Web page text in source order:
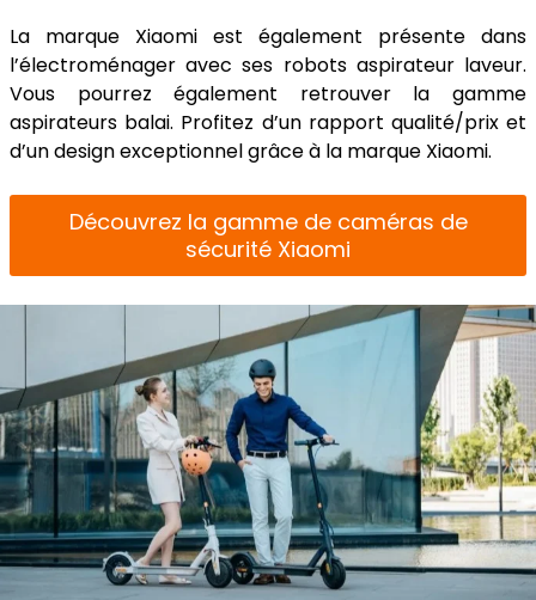
La marque Xiaomi est également présente dans
l’électroménager avec ses robots aspirateur laveur.
Vous pourrez également retrouver la gamme
aspirateurs balai. Profitez d’un rapport qualité/prix et
d’un design exceptionnel grâce à la marque Xiaomi.
Découvrez la gamme de caméras de
sécurité Xiaomi